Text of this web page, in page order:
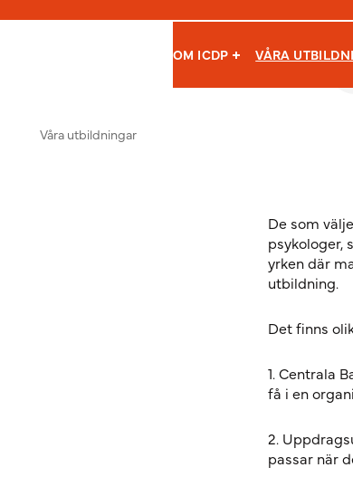
Hoppa till innehåll
International Child Development Programme
OM ICDP VÅRA
Våra utbildningar
De som
psykologer,
yrken där
utbildning.
Det finns
1. Centrala
få i en
2.
passar när